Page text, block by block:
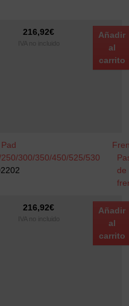
216,92€
IVA no incluido
Añadir
al
carrito
300/350/450/525/530
de
216,92€
IVA no incluido
Añadir
al
carrito